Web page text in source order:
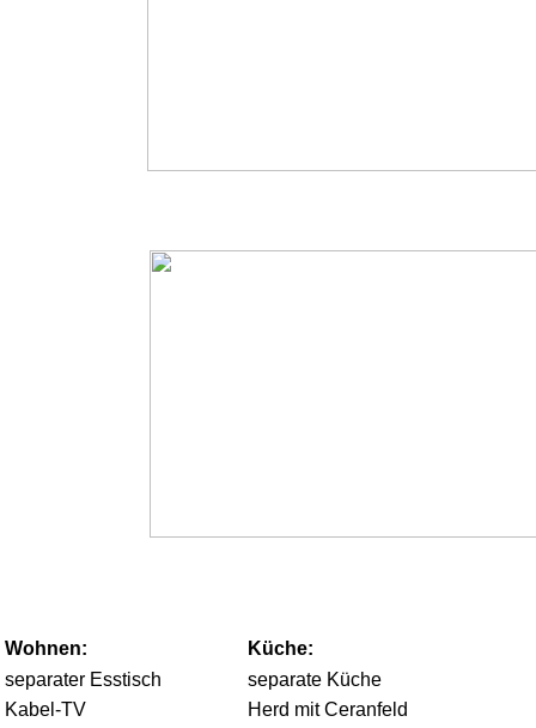
Wohnen:
Küche:
separater Esstisch
separate Küche
Kabel-TV
Herd mit Ceranfeld